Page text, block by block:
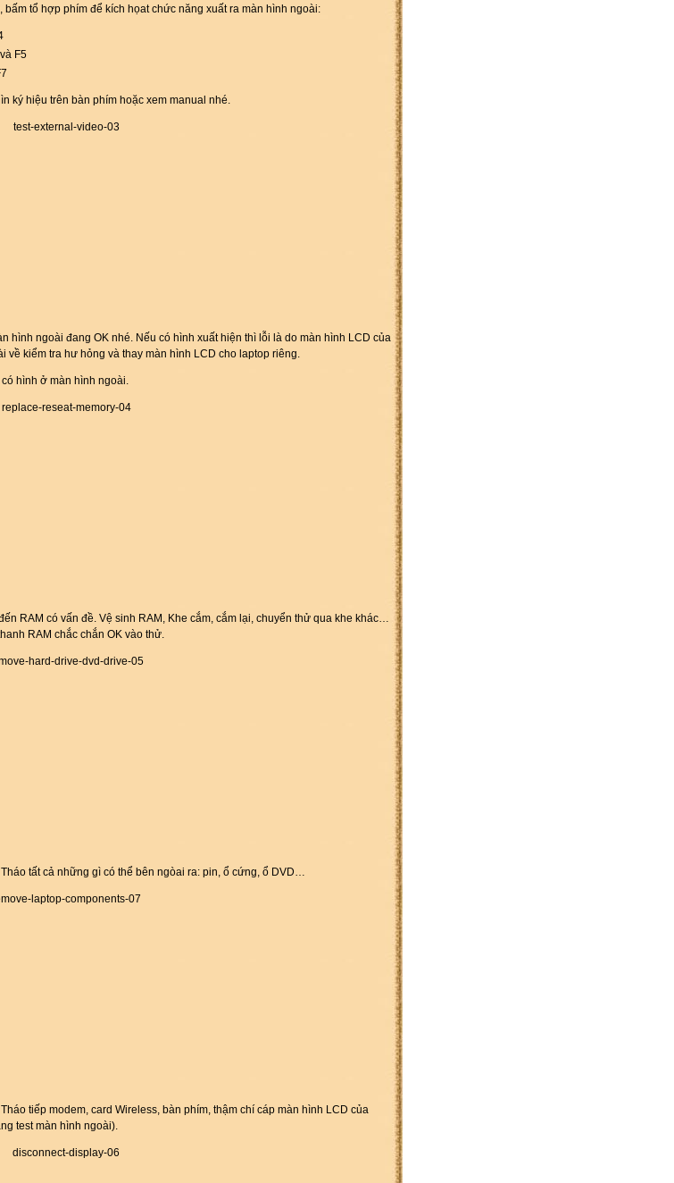
bấm tổ hợp phím để kích họat chức năng xuất ra màn hình ngoài:
F5
ký hiệu trên bàn phím hoặc xem manual nhé.
hình ngoài đang OK nhé. Nếu có hình xuất hiện thì lỗi là do màn hình LCD của
về kiểm tra hư hỏng và thay màn hình LCD cho laptop riêng.
hình ở màn hình ngoài.
RAM có vấn đề. Vệ sinh RAM, Khe cắm, cắm lại, chuyển thử qua khe khác…
RAM chắc chắn OK vào thử.
tất cả những gì có thể bên ngòai ra: pin, ổ cứng, ổ DVD…
tiếp modem, card Wireless, bàn phím, thậm chí cáp màn hình LCD của
test màn hình ngoài).